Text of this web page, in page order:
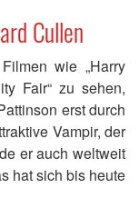
Cullen
wie „Harry
Fair“ zu sehen,
erst durch
Vampir, der
er auch weltweit
hat sich bis heute